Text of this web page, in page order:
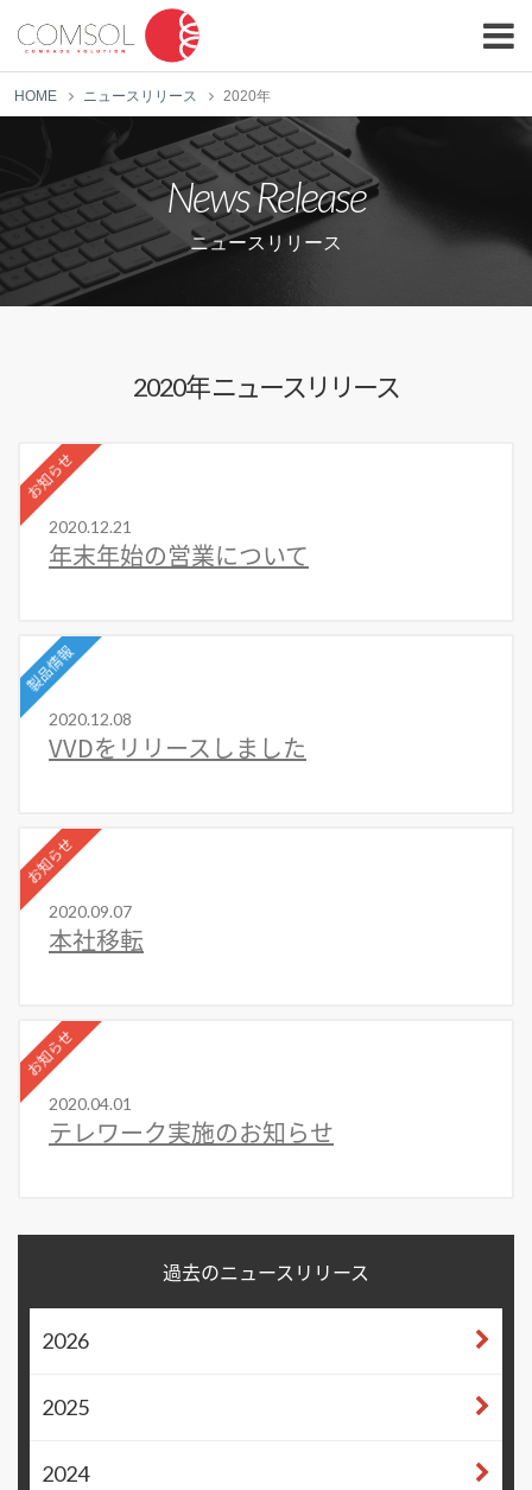
HOME ニュースリリース 2020年
News Release
ニュースリリース
2020年 ニュースリリース
2020.12.21
年末年始の営業について
お知らせ
2020.12.08
VVDをリリースしました
製品情報
2020.09.07
本社移転
お知らせ
2020.04.01
テレワーク実施のお知らせ
お知らせ
過去のニュースリリース
2026
2025
2024